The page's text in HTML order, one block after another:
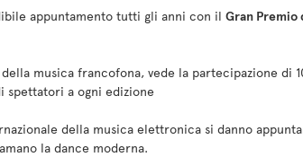
appuntamento tutti gli anni con il Gran Premio
musica francofona, vede la partecipazione
a ogni edizione
della musica elettronica si danno
la dance moderna.